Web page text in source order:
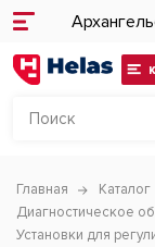
Главная Каталог
Диагностическое
Установки для